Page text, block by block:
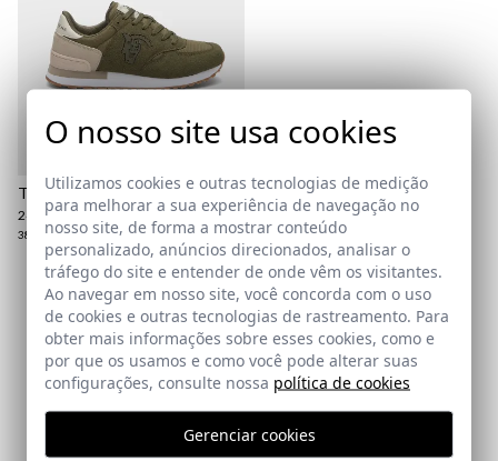
de Envio
TÊNIS GOTAN | MUSGO
24,95 € / 39,95 €
38 39 40
Assine a nossa Newsletter
Email
Eu li e aceito a suapolítica de proteção de dados
O nosso site usa cookies
Utilizamos cookies e outras tecnologias de medição
para melhorar a sua experiência de navegação no
nosso site, de forma a mostrar conteúdo
personalizado, anúncios direcionados, analisar o
tráfego do site e entender de onde vêm os visitantes.
Ao navegar em nosso site, você concorda com o uso
de cookies e outras tecnologias de rastreamento. Para
obter mais informações sobre esses cookies, como e
por que os usamos e como você pode alterar suas
configurações, consulte nossa política de cookies
Gerenciar cookies